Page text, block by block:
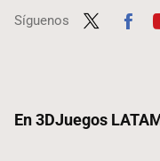
Síguenos
En 3DJuegos